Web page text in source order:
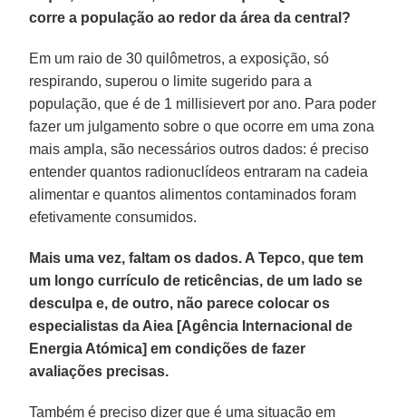
corre a população ao redor da área da central?
Em um raio de 30 quilômetros, a exposição, só
respirando, superou o limite sugerido para a
população, que é de 1 millisievert por ano. Para poder
fazer um julgamento sobre o que ocorre em uma zona
mais ampla, são necessários outros dados: é preciso
entender quantos radionuclídeos entraram na cadeia
alimentar e quantos alimentos contaminados foram
efetivamente consumidos.
Mais uma vez, faltam os dados. A Tepco, que tem
um longo currículo de reticências, de um lado se
desculpa e, de outro, não parece colocar os
especialistas da Aiea [Agência Internacional de
Energia Atómica] em condições de fazer
avaliações precisas.
Também é preciso dizer que é uma situação em